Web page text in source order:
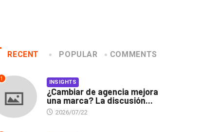
RECENT POPULAR COMMENTS
1 INSIGHTS
¿Cambiar de agencia mejora
una marca? La discusión...
2026/07/22